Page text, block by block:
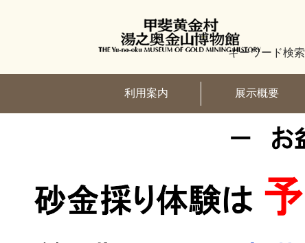
キーワード検索
利用案内 展示概要